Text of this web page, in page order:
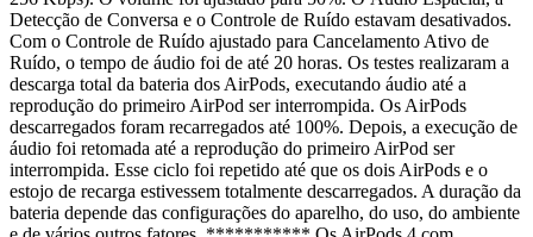
Detecção de Conversa e o Controle de Ruído estavam desativados.
Com o Controle de Ruído ajustado para Cancelamento Ativo de
Ruído, o tempo de áudio foi de até 20 horas. Os testes realizaram a
descarga total da bateria dos AirPods, executando áudio até a
reprodução do primeiro AirPod ser interrompida. Os AirPods
descarregados foram recarregados até 100%. Depois, a execução de
áudio foi retomada até a reprodução do primeiro AirPod ser
interrompida. Esse ciclo foi repetido até que os dois AirPods e o
estojo de recarga estivessem totalmente descarregados. A duração da
bateria depende das configurações do aparelho, do uso, do ambiente